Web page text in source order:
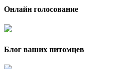
Онлайн голосование
Блог ваших питомцев